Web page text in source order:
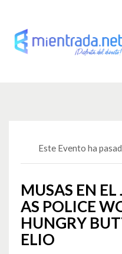
Este Evento ha
MUSAS EN
AS POLICE
HUNGRY
ELIO